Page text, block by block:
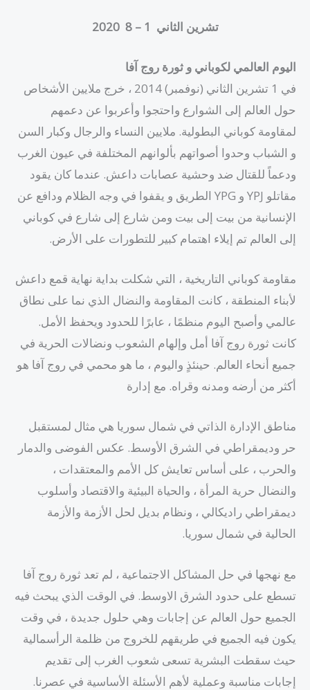
تشرين الثاني – 8
2020
اليوم العالمي لكوباني و ثورة روج آفا
في 1 تشرين الثاني (نوفمبر) 2014 ، خرج ملايين الأشخاص
حول العالم إلى الشوارع واحتجوا وأعربوا عن دعمهم
لمقاومة كوباني البطولية. ملايين النساء والرجال وكبار السن
و الشباب وحدوا أصواتهم بألوانهم المختلفة في عيون الغرب
ودعماً للقتال ضد وحشية عصابات داعش. عندما كان يقود
مقاتلو YPJ و YPG الطريق و يقفوا في وجه الظلام ودافع عن
الإنسانية من بيت إلى بيت ومن شارع إلى شارع في كوباني
إلى العالم تم إيلاء اهتمام كبير للتطورات على الأرض.
مقاومة كوباني التاريخية ، التي شكلت بداية نهاية قمع داعش
لأبناء المنطقة ، كانت المقاومة والنضال الذي نما على نطاق
عالمي وأصبح اليوم منظمًا ، عابرًا للحدود ويحفظ الأمل.
كانت ثورة روج آفا أمل وإلهام الشعوب ونضالات الحرية في
جميع أنحاء العالم. حينئذٍ واليوم ، ما هو محمي في روج آفا هو
أكثر من أرضه ومدنه وقراه. مع إدارة
مناطق الإدارة الذاتي في شمال سوريا هي مثال لمستقبل
حر وديمقراطي في الشرق الأوسط. عكس الفوضى والدمار
والحرب ، على أساس تعايش كل الأمم والمعتقدات ،
والنضال حرية المرأة ، والحياة البيئية والاقتصاد وأسلوب
ديمقراطي راديكالي ، ونظام بديل لحل الأزمة والأزمة
الحالية في شمال سوريا.
مع نهجها في حل المشاكل الاجتماعية ، لم تعد ثورة روج آفا
تسطع على حدود الشرق الاوسط. في الوقت الذي يبحث فيه
الجميع حول العالم عن إجابات وهي حلول جديدة ، في وقت
يكون فيه الجميع في طريقهم للخروج من ظلمة الرأسمالية
حيث سقطت البشرية تسعى شعوب الغرب إلى تقديم
إجابات مناسبة وعملية لأهم الأسئلة الأساسية في عصرنا.